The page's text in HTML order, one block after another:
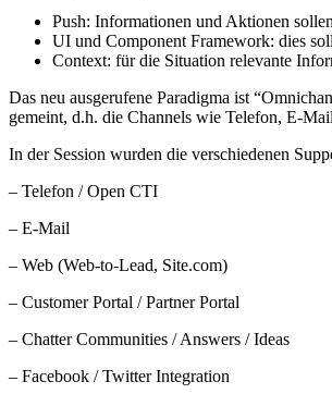
Push: Informationen und Aktionen
UI und Component Framework: dies
Context: für die Situation relevante
Das neu ausgerufene Paradigma ist
gemeint, d.h. die Channels wie Telefon, E-
In der Session wurden die verschiedenen
– Telefon / Open CTI
– E-Mail
– Web (Web-to-Lead, Site.com)
– Customer Portal / Partner Portal
– Chatter Communities / Answers / Ideas
– Facebook / Twitter Integration